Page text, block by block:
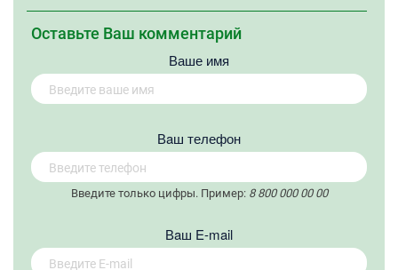
Оставьте Ваш комментарий
Ваше имя
Вaш телефон
Введите только цифры. Пример: 8 800 000 00 00
Вaш E-mail